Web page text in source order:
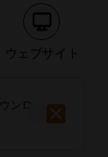
ウェブサイト
ンロ